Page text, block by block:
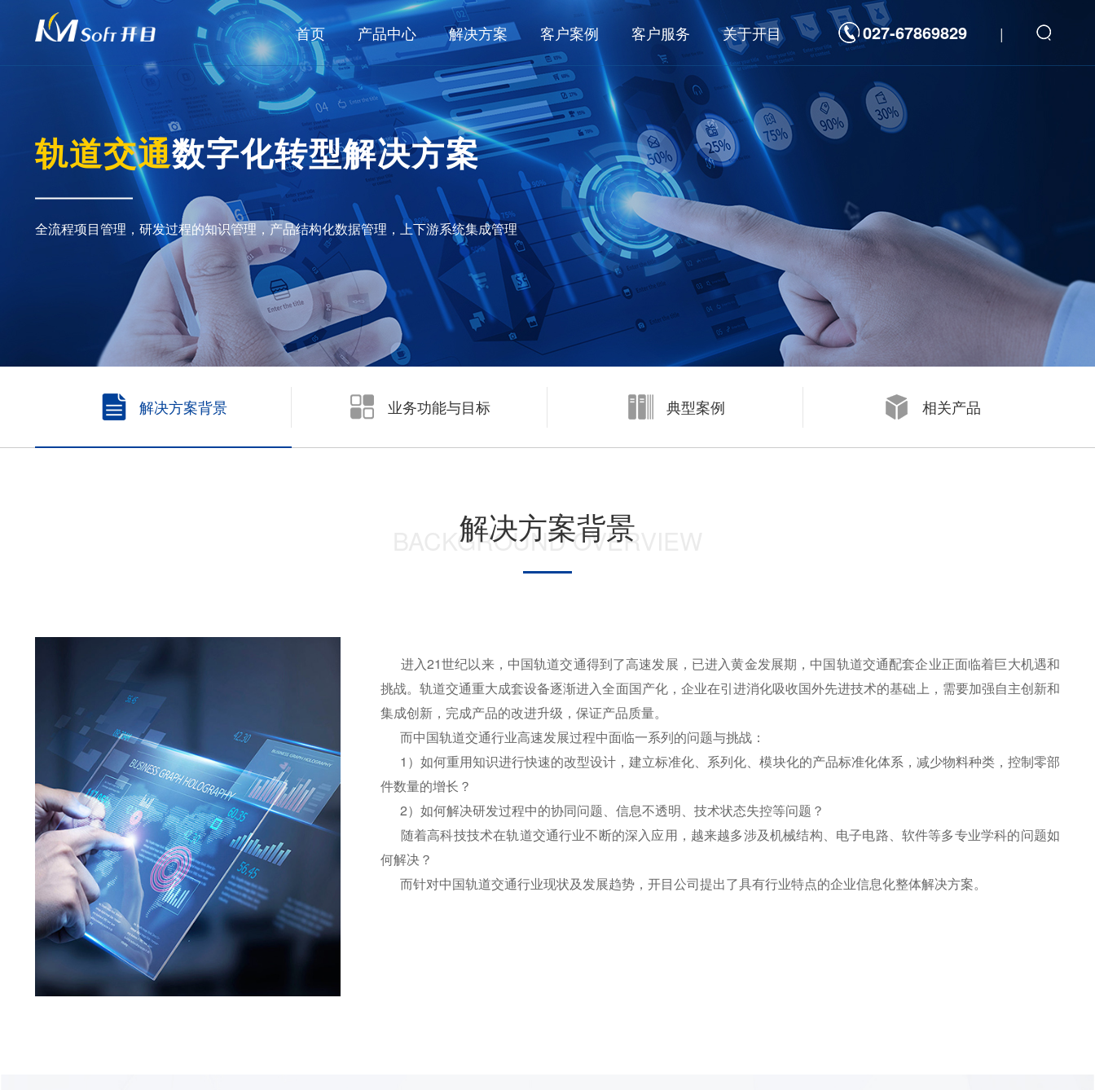
首页 产品中心
数字化研发
面向大型集团的数字化研发管理系统 KMPLM CLOUD
面向中小型企业的产品生命周期管理系统 eCOL PLM
面向小微企业基于SAAS的研发管理系统 OpenVelo PLM
数字化工艺
面向大型集团的数字化工艺管理系统 KMMPM CLOUD
面向中小型企业的结构化工艺管理系统 eCOL MPM
所见即所得的结构化工艺协同平台 KMCAPP CLOUD
面向大中型企业的制造运营管理系统 KMMOM CLOUD
数字化平台
新一代研发管理制造一体化敏捷开发平台
3D工具软件
三维可制造性审查分析软件 3DDFM
三维制造成本分析与估算软件 3DDFC
三维装配工艺规划与仿真软件 3DAST
三维零件工艺设计与仿真软件 3DMPS
三维焊接工艺规划软件 3DWELD
开目浏览器 KMVue
解决方案
业务解决方案
数字化研发
数字化工艺
数字化生产
数字化运维
行业解决方案
航空航发
航天科工/科技
船舶与海洋装备
能源电力
轨道交通
工程机械
家用电器
高科技电子
客户案例
客户之声 典型客户
典型案例
航空航天 航空发动机 船舶与海洋装备 高科技电子
工程机械 轨道交通 汽车及零部件 家用电器 能源电力
客户服务 关于开目 027-67869829 |
轨道交通数字化转型解决方案
全流程项目管理，研发过程的知识管理，产品结构化数据管理，上下游系统集成管理
解决方案背景 业务功能与目标 典型案例 相关产品
解决方案背景
BACKGROUND OVERVIEW
进入21世纪以来，中国轨道交通得到了高速发展，已进入黄金发展期，中国轨道交通配套企业正面临着巨大机遇和
挑战。轨道交通重大成套设备逐渐进入全面国产化，企业在引进消化吸收国外先进技术的基础上，需要加强自主创新和
集成创新，完成产品的改进升级，保证产品质量。
而中国轨道交通行业高速发展过程中面临一系列的问题与挑战：
1）如何重用知识进行快速的改型设计，建立标准化、系列化、模块化的产品标准化体系，减少物料种类，控制零部
件数量的增长？
2）如何解决研发过程中的协同问题、信息不透明、技术状态失控等问题？
随着高科技技术在轨道交通行业不断的深入应用，越来越多涉及机械结构、电子电路、软件等多专业学科的问题如
何解决？
而针对中国轨道交通行业现状及发展趋势，开目公司提出了具有行业特点的企业信息化整体解决方案。